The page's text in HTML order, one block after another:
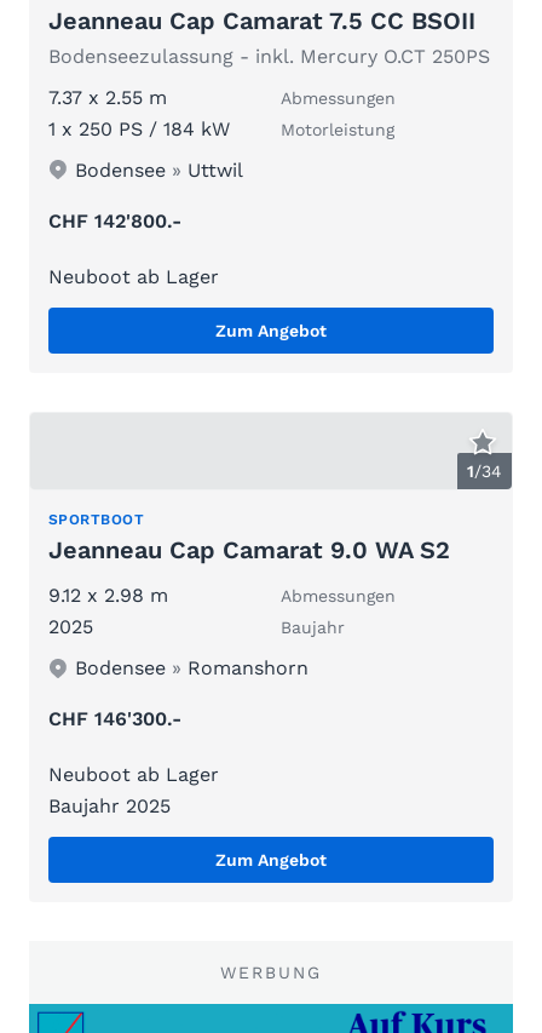
Jeanneau Cap Camarat 7.5 CC BSOII
Bodenseezulassung - inkl. Mercury O.CT 250PS
7.37 x 2.55 m
Abmessungen
1 x 250 PS / 184 kW Motorleistung
Bodensee » Uttwil
CHF 142'800.-
Neuboot ab Lager
Zum Angebot
1/34
SPORTBOOT
Jeanneau Cap Camarat 9.0 WA S2
9.12 x 2.98 m Abmessungen
2025 Baujahr
Bodensee » Romanshorn
CHF 146'300.-
Neuboot ab Lager
Baujahr 2025
Zum Angebot
WERBUNG